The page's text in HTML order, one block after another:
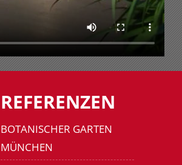
REFERENZEN
BOTANISCHER GARTEN
MÜNCHEN